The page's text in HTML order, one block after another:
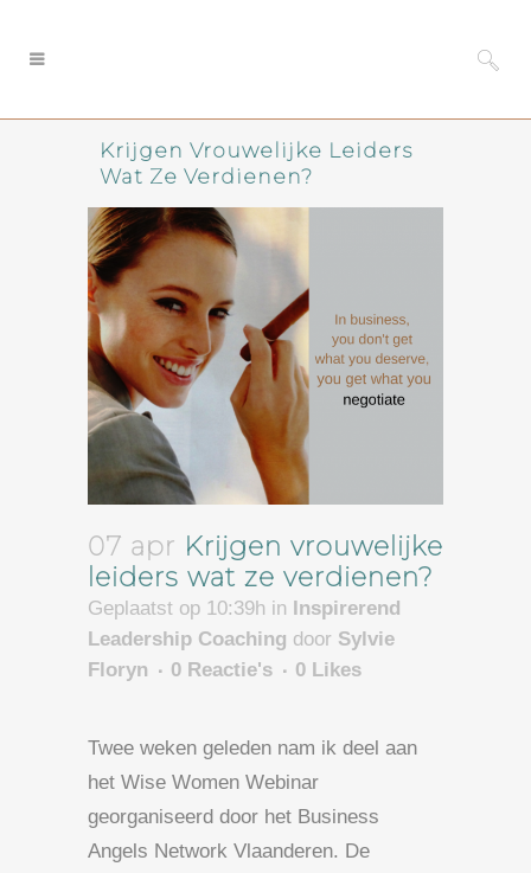
Krijgen Vrouwelijke Leiders
Wat Ze Verdienen?
07 apr Krijgen vrouwelijke
leiders wat ze verdienen?
Geplaatst op 10:39h in
Inspirerend
Leadership Coaching door Sylvie
Floryn
0 Reactie's 0 Likes
Twee weken geleden nam ik deel aan
het Wise Women Webinar
georganiseerd door het Business
Angels Network Vlaanderen. De